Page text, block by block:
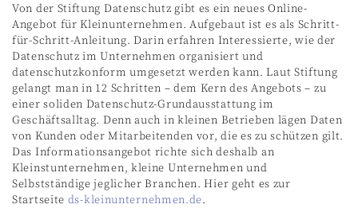
Von der Stiftung Datenschutz gibt es ein neues Online-
Angebot für Kleinunternehmen. Aufgebaut ist es als Schritt-
für-Schritt-Anleitung. Darin erfahren Interessierte, wie der
Datenschutz im Unternehmen organisiert und
datenschutzkonform umgesetzt werden kann. Laut Stiftung
gelangt man in 12 Schritten – dem Kern des Angebots – zu
einer soliden Datenschutz-Grundausstattung im
Geschäftsalltag. Denn auch in kleinen Betrieben lägen Daten
von Kunden oder Mitarbeitenden vor, die es zu schützen gilt.
Das Informationsangebot richte sich deshalb an
Kleinstunternehmen, kleine Unternehmen und
Selbstständige jeglicher Branchen. Hier geht es zur
Startseite ds-kleinunternehmen.de.